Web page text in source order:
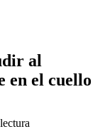
al
en el cuello